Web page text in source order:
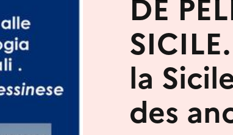
DE
la
des